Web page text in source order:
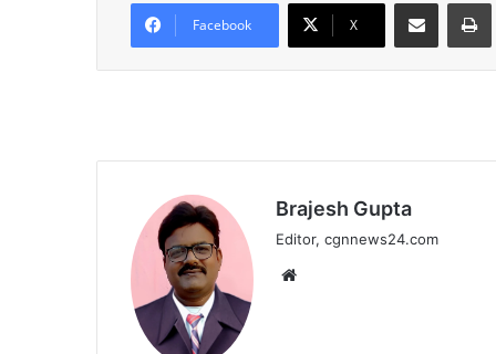
Facebook X
Brajesh Gupta
Editor, cgnnews24.com